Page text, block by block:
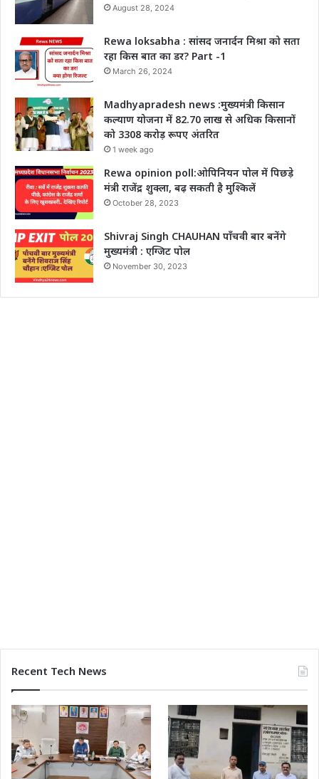
August 28, 2024
Rewa loksabha : सांसद जनार्दन मिश्रा को सता
रहा किस बात का डर? Part -1
March 26, 2024
Madhyapradesh news :मुख्यमंत्री किसान
कल्याण योजना में 82.70 लाख से अधिक किसानों
को 3308 करोड़ रूपए अंतरित
1 week ago
Rewa opinion poll:ओपिनियन पोल में पिछड़े
मंत्री राजेंद्र शुक्ला, बढ़ सकती है मुश्किलें
October 28, 2023
Shivraj Singh CHAUHAN पाँचवी बार बनेंगे
मुख्यमंत्री : एग्जिट पोल
November 30, 2023
Recent Tech News